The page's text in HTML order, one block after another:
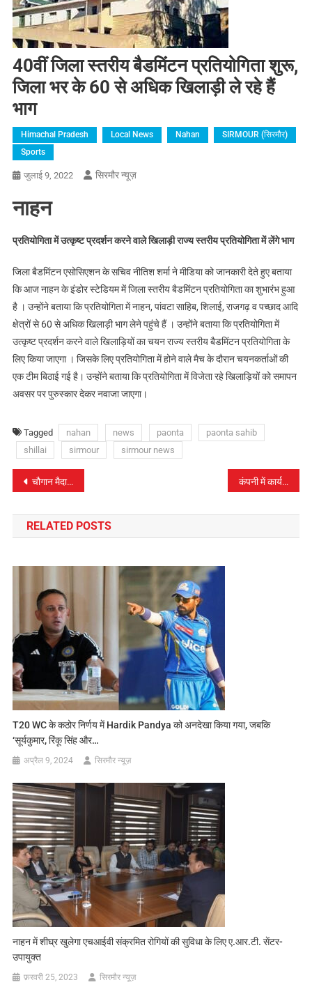
40वीं जिला स्तरीय बैडमिंटन प्रतियोगिता शुरू,
जिला भर के 60 से अधिक खिलाड़ी ले रहे हैं
भाग
Himachal Pradesh Local News Nahan
SIRMOUR (सिरमौर)
Sports
जुलाई 9, 2022 सिरमौर न्यूज़
नाहन
प्रतियोगिता में उत्कृष्ट प्रदर्शन करने वाले खिलाड़ी राज्य स्तरीय प्रतियोगिता में लेंगे भाग
जिला बैडमिंटन एसोसिएशन के सचिव नीतिश शर्मा ने मीडिया को जानकारी देते हुए बताया
कि आज नाहन के इंडोर स्टेडियम में जिला स्तरीय बैडमिंटन प्रतियोगिता का शुभारंभ हुआ
है । उन्होंने बताया कि प्रतियोगिता में नाहन, पांवटा साहिब, शिलाई, राजगढ़ व पच्छाद आदि
क्षेत्रों से 60 से अधिक खिलाड़ी भाग लेने पहुंचे हैं । उन्होंने बताया कि प्रतियोगिता में
उत्कृष्ट प्रदर्शन करने वाले खिलाड़ियों का चयन राज्य स्तरीय बैडमिंटन प्रतियोगिता के
लिए किया जाएगा । जिसके लिए प्रतियोगिता में होने वाले मैच के दौरान चयनकर्ताओं की
एक टीम बिठाई गई है। उन्होंने बताया कि प्रतियोगिता में विजेता रहे खिलाड़ियों को समापन
अवसर पर पुरुस्कार देकर नवाजा जाएगा।
Tagged nahan news paonta
paonta sahib
shillai
sirmour sirmour news
पोस्ट
नेविगेशन
चौगान मैदान नाहन खेलकूद तथा अन्य गतिविधियों के लिए रहेगा बंद कंपनी में कार्यरत कर्मी की मौत, ट्रक की चपेट में आने से हुआ हादसा
RELATED POSTS
T20 WC के कठोर निर्णय में Hardik Pandya को अनदेखा किया गया, जबकि
‘सूर्यकुमार, रिंकू सिंह और…
अप्रैल 9, 2024 सिरमौर न्यूज़
नाहन में शीघ्र खुलेगा एचआईवी संक्रमित रोगियों की सुविधा के लिए ए.आर.टी. सेंटर-
उपायुक्त
फ़रवरी 25, 2023 सिरमौर न्यूज़